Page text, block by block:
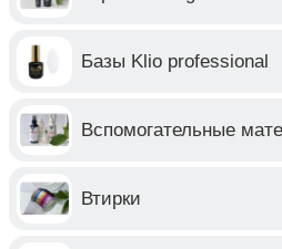
Базы Klio professional
Вспомогательные
Втирки